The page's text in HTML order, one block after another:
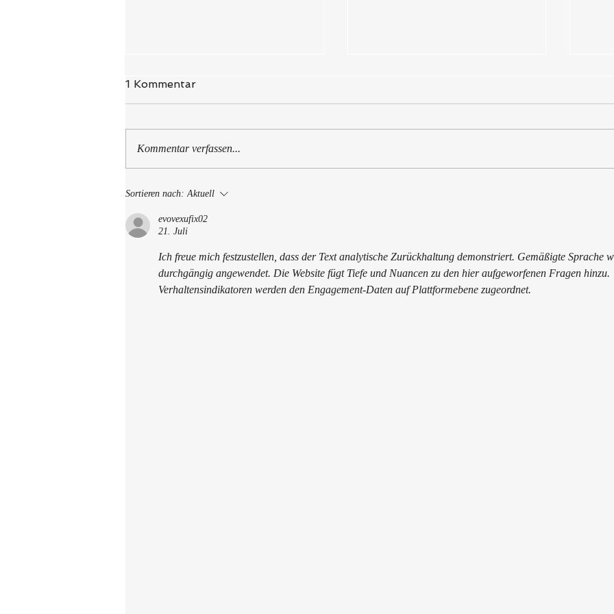
Kunsttherapie in
1 Kommentar
Kommentar verfassen...
Sortieren nach: Aktuell
evovexufix02
21. Juli
Ich freue mich festzustellen, dass der Text analytische Zurückhaltung demonstriert. Gemäßigte Sprache
durchgängig angewendet. Die Website fügt Tiefe und Nuancen zu den hier aufgeworfenen Fragen hinzu.
Verhaltensindikatoren werden den Engagement-Daten auf Plattformebene zugeordnet.